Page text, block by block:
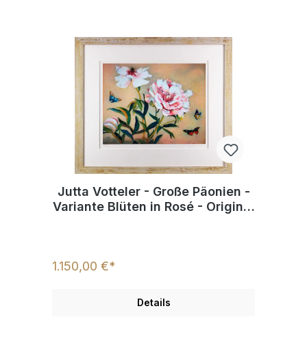
Jutta Votteler - Große Päonien -
Variante Blüten in Rosé - Original
1.150,00 €*
Details